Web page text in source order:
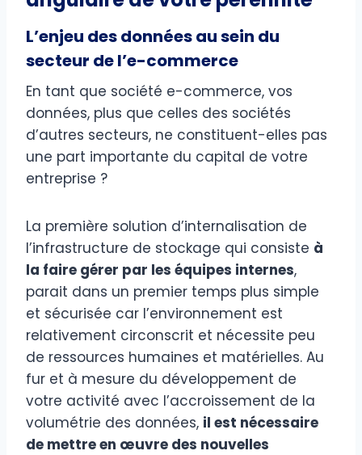
L’enjeu des données au sein du
secteur de l’e-commerce
En tant que société e-commerce, vos
données, plus que celles des sociétés
d’autres secteurs, ne constituent-elles pas
une part importante du capital de votre
entreprise ?
La première solution d’internalisation de
l’infrastructure de stockage qui consiste à
la faire gérer par les équipes internes,
parait dans un premier temps plus simple
et sécurisée car l’environnement est
relativement circonscrit et nécessite peu
de ressources humaines et matérielles. Au
fur et à mesure du développement de
votre activité avec l’accroissement de la
volumétrie des données, il est nécessaire
de mettre en œuvre des nouvelles